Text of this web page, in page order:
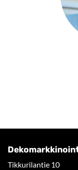
Tikkurilantie 10